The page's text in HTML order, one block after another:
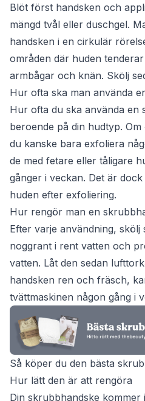
Blöt först handsken och
mängd tvål eller duschgel.
handsken i en cirkulär
områden där huden
armbågar och knän. Skölj
Hur ofta ska man använda
Hur ofta du ska använda en
beroende på din hudtyp.
du kanske bara exfoliera
de med fetare eller tåligare
gånger i veckan. Det är
huden efter exfoliering.
Hur rengör man en
Efter varje användning, skölj
noggrant i rent vatten och
vatten. Låt den sedan
handsken ren och fräsch,
tvättmaskinen någon gång i
Så köper du den bästa
Hur lätt den är att rengöra
Din skrubbhandske kommer